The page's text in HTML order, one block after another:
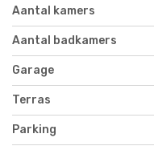
Aantal kamers
Aantal badkamers
Garage
Terras
Parking